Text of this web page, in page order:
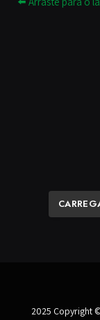
2025 Copyright